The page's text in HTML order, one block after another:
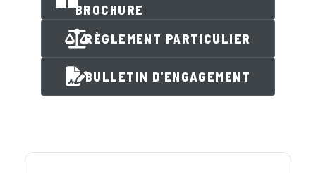
BROCHURE
RÈGLEMENT PARTICULIER
BULLETIN D'ENGAGEMENT